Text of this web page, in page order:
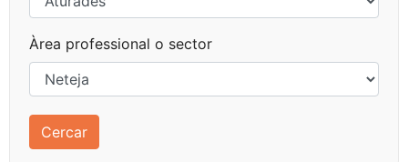
Àrea professional o sector